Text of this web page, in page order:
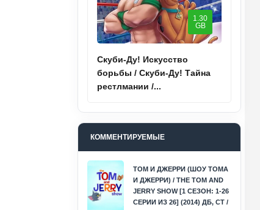
1.30
GB
Скуби-Ду! Искусство
борьбы / Скуби-Ду! Тайна
рестлмании /...
КОММЕНТИРУЕМЫЕ
ТОМ И ДЖЕРРИ (ШОУ ТОМА
И ДЖЕРРИ) / THE TOM AND
JERRY SHOW [1 СЕЗОН: 1-26
СЕРИИ ИЗ 26] (2014) ДБ, СТ /